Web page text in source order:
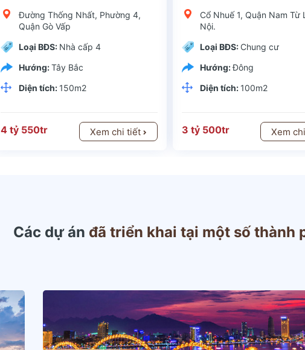
Đường Thống Nhất, Phường 4,
Quận Gò Vấp
Loại BĐS: Nhà cấp 4
Hướng:Tây Bắc
Diện tích: 150m2
4 tỷ 550tr Xem chi tiết
Cổ Nhuế 1, Quận Nam Từ
Nội.
Loại BĐS: Chung cư
Hướng:Đông
Diện tích: 100m2
3 tỷ 500tr Xem
Các dự án đã triển khai tại một số thành